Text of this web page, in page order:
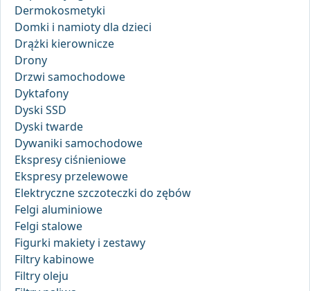
Dermokosmetyki
Domki i namioty dla dzieci
Drążki kierownicze
Drony
Drzwi samochodowe
Dyktafony
Dyski SSD
Dyski twarde
Dywaniki samochodowe
Ekspresy ciśnieniowe
Ekspresy przelewowe
Elektryczne szczoteczki do zębów
Felgi aluminiowe
Felgi stalowe
Figurki makiety i zestawy
Filtry kabinowe
Filtry oleju